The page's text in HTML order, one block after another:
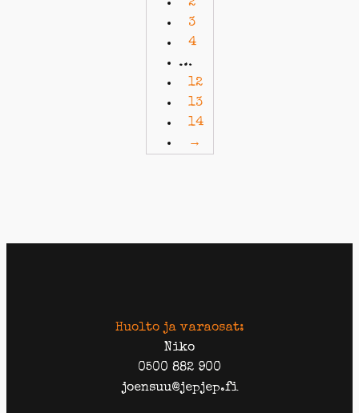
2
3
4
…
12
13
14
→
Huolto ja varaosat:
Niko
0500 882 900
joensuu@jepjep.fi